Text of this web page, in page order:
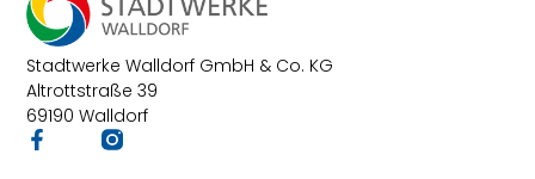
Stadtwerke Walldorf GmbH & Co. KG
Altrottstraße 39
69190 Walldorf